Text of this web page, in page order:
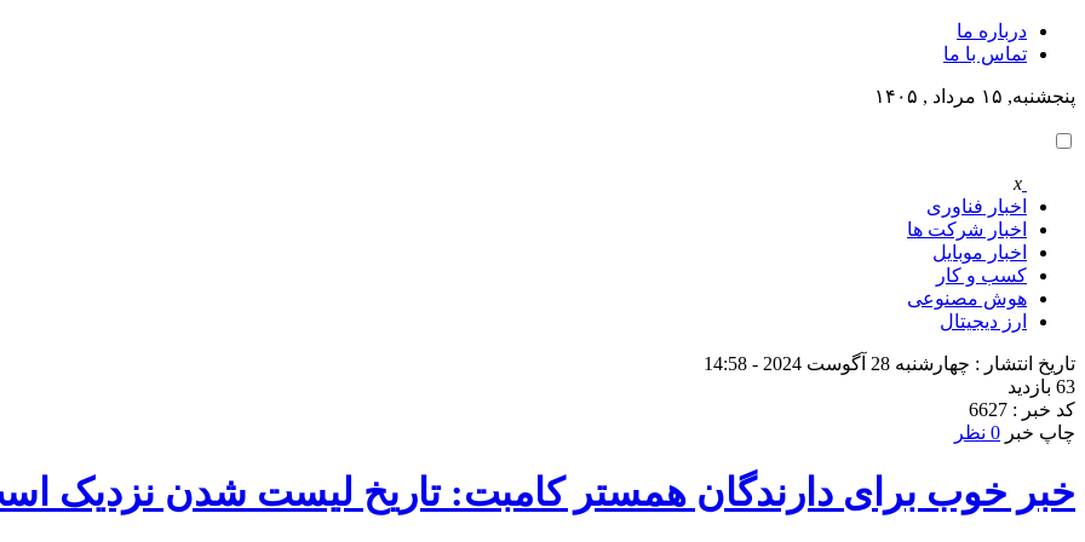
درباره ما
تماس با ما
پنجشنبه, ۱۵ مرداد , ۱۴۰۵
x
اخبار فناوری
اخبار شرکت ها
اخبار موبایل
کسب و کار
هوش مصنوعی
ارز دیجیتال
تاریخ انتشار : چهارشنبه 28 آگوست 2024 - 14:58
63 بازدید
کد خبر : 6627
چاپ خبر 0 نظر
خبر خوب برای دارندگان همستر کامبت: تاریخ لیست شدن نزدیک